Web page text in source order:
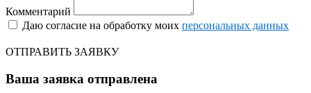
Комментарий
Даю согласие на обработку моих персональных данных
ОТПРАВИТЬ ЗАЯВКУ
Ваша заявка отправлена